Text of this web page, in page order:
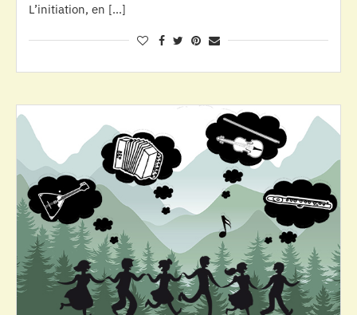
L’initiation, en […]